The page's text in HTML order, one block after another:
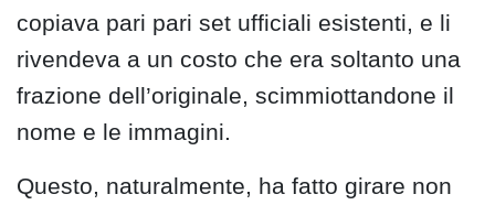
copiava pari pari set ufficiali esistenti, e li
rivendeva a un costo che era soltanto una
frazione dell’originale, scimmiottandone il
nome e le immagini.
Questo, naturalmente, ha fatto girare non